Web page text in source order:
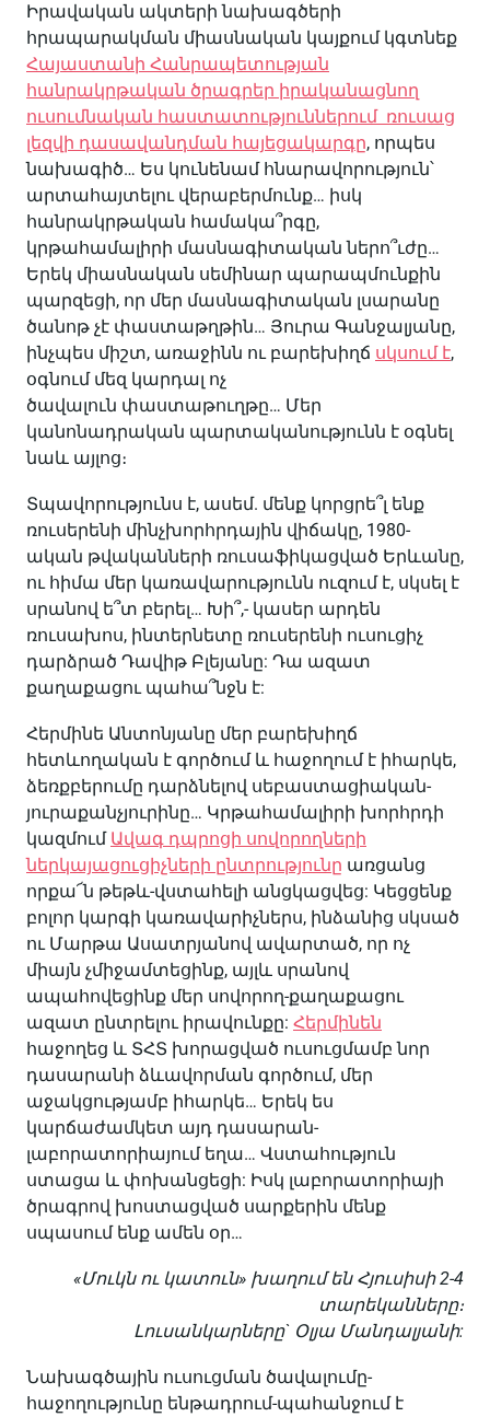
Իրավական ակտերի նախագծերի
հրապարակման միասնական կայքում կգտնեք
Հայաստանի Հանրապետության
հանրակրթական ծրագրեր իրականացնող
ուսումնական հաստատություններում ռուսաց
լեզվի դասավանդման հայեցակարգը, որպես
նախագիծ… Ես կունենամ հնարավորություն՝
արտահայտելու վերաբերմունք… իսկ
հանրակրթական համակա՞րգը,
կրթահամալիրի մասնագիտական ներո՞ւժը…
Երեկ միասնական սեմինար պարապմունքին
պարզեցի, որ մեր մասնագիտական լսարանը
ծանոթ չէ փաստաթղթին… Յուրա Գանջալյանը,
ինչպես միշտ, առաջինն ու բարեխիղճ սկսում է,
օգնում մեզ կարդալ ոչ
ծավալուն փաստաթուղթը… Մեր
կանոնադրական պարտականությունն է օգնել
նաև այլոց։
Տպավորությունս է, ասեմ. մենք կորցրե՞լ ենք
ռուսերենի մինչխորհրդային վիճակը, 1980-
ական թվականների ռուսաֆիկացված Երևանը,
ու հիմա մեր կառավարությունն ուզում է, սկսել է
սրանով ե՞տ բերել… Խի՞,- կասեր արդեն
ռուսախոս, ինտերնետը ռուսերենի ուսուցիչ
դարձրած Դավիթ Բլեյանը: Դա ազատ
քաղաքացու պահա՞նջն է:
Հերմինե Անտոնյանը մեր բարեխիղճ
հետևողական է գործում և հաջողում է իհարկե,
ձեռքբերումը դարձնելով սեբաստացիական-
յուրաքանչյուրինը… Կրթահամալիրի խորհրդի
կազմում Ավագ դպրոցի սովորողների
ներկայացուցիչների ընտրությունը առցանց
որքա՜ն թեթև-վստահելի անցկացվեց: Կեցցենք
բոլոր կարգի կառավարիչներս, ինձանից սկսած
ու Մարթա Ասատրյանով ավարտած, որ ոչ
միայն չմիջամտեցինք, այլև սրանով
ապահովեցինք մեր սովորող-քաղաքացու
ազատ ընտրելու իրավունքը: Հերմինեն
հաջողեց և ՏՀՏ խորացված ուսուցմամբ նոր
դասարանի ձևավորման գործում, մեր
աջակցությամբ իհարկե… Երեկ ես
կարճաժամկետ այդ դասարան-
լաբորատորիայում եղա… Վստահություն
ստացա և փոխանցեցի: Իսկ լաբորատորիայի
ծրագրով խոստացված սարքերին մենք
սպասում ենք ամեն օր…
«Մուկն ու կատուն» խաղում են Հյուսիսի 2-4
տարեկանները։
Լուսանկարները` Օլյա Մանդալյանի:
Նախագծային ուսուցման ծավալումը-
հաջողությունը ենթադրում-պահանջում է